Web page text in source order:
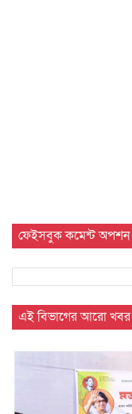
ফেইসবুক কমেন্ট অপশন
এই বিভাগের আরো খবর